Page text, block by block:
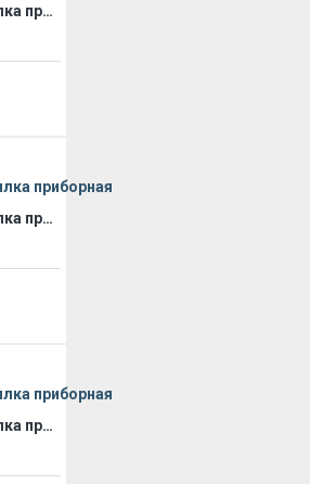
РРС3-10-1-2-В Вилка приборная
РРС3-10-1-3-В Вилка приборная
РРС3-10-1-4-В Вилка приборная